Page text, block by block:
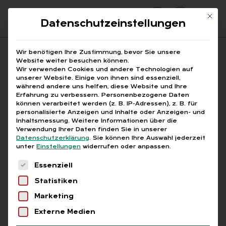
Suchfeld
Suchen
Breadcrumb-Navigation
STARTSEITE COMPLIANCE
Alle Bei­trä­ge mit dem
Schlag­wort „Com­pli­an­
ce“
Mit
Datenschutzeinstellungen
Wir benötigen Ihre Zustimmung, bevor Sie unsere
Website weiter besuchen können.
Wir verwenden Cookies und andere Technologien auf
unserer Website. Einige von ihnen sind essenziell,
während andere uns helfen, diese Website und Ihre
Erfahrung zu verbessern. Personenbezogene Daten
können verarbeitet werden (z. B. IP-Adressen), z. B. für
personalisierte Anzeigen und Inhalte oder Anzeigen- und
Inhaltsmessung. Weitere Informationen über die
Verwendung Ihrer Daten finden Sie in unserer
Datenschutzerklärung. Sie können Ihre Auswahl jederzeit
unter Einstellungen widerrufen oder anpassen.
Es folgt eine Liste der Service-Gruppen, für
Essenziell
Statistiken
Marketing
Externe Medien